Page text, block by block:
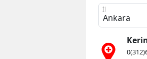
İl